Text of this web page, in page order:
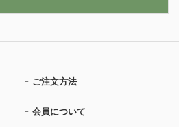
ご注文方法
会員について